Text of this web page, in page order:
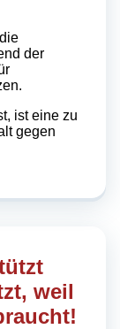
der
ist eine zu
gegen
weil